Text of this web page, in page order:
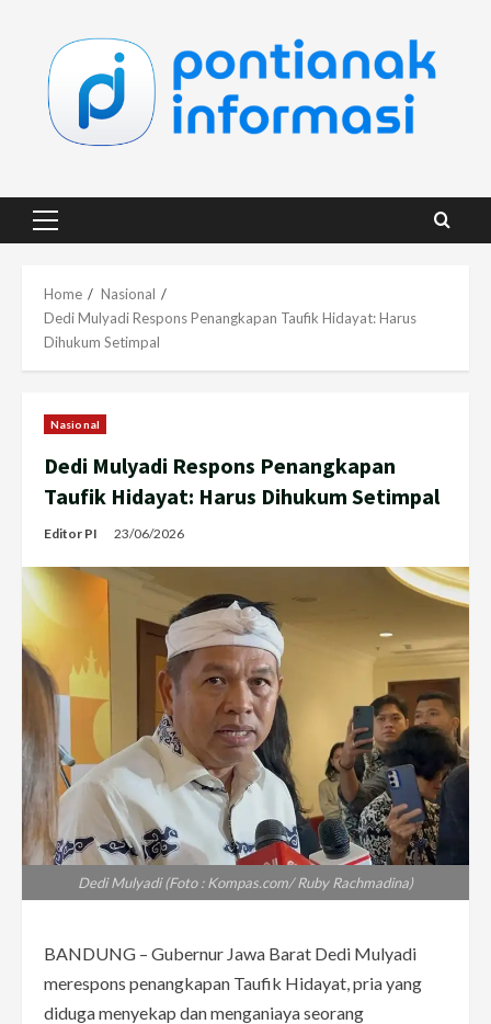
content
Primary
Home
Nasional
Dedi Mulyadi Respons Penangkapan Taufik Hidayat: Harus
Dihukum Setimpal
Nasional
Dedi Mulyadi Respons Penangkapan
Taufik Hidayat: Harus Dihukum Setimpal
Editor PI 23/06/2026
Dedi Mulyadi (Foto : Kompas.com/ Ruby Rachmadina)
BANDUNG – Gubernur Jawa Barat Dedi Mulyadi
merespons penangkapan Taufik Hidayat, pria yang
diduga menyekap dan menganiaya seorang